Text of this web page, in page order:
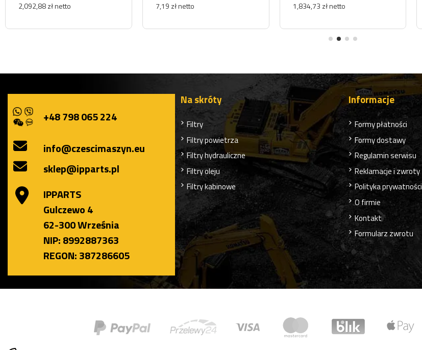
2,092,88 zł netto 7,19 zł netto 1,834,73 zł netto
+48 798 065 224
info@czescimaszyn.eu
sklep@ipparts.pl
IPPARTS
Gulczewo 4
62-300 Września
NIP: 8992887363
REGON: 387286605
Na skróty
Filtry
Filtry powietrza
Filtry hydrauliczne
Filtry oleju
Filtry kabinowe
Informacje
Formy płatności
Formy dostawy
Regulamin serwisu
Reklamacje i zwroty
Polityka prywatności
O firmie
Kontakt
Formularz zwrotu